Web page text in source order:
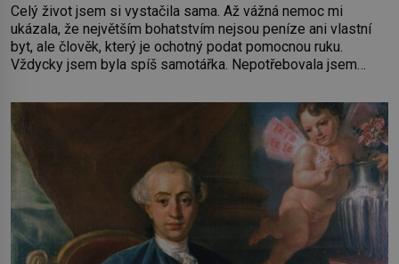
Celý život jsem si vystačila sama. Až vážná nemoc mi
ukázala, že největším bohatstvím nejsou peníze ani vlastní
byt, ale člověk, který je ochotný podat pomocnou ruku.
Vždycky jsem byla spíš samotářka. Nepotřebovala jsem
práce a hlavně klid. Hned po studiích jsem odešla z rodného